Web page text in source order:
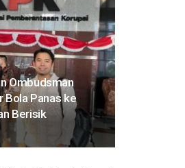
Ombudsman
Bola Panas ke
Berisik